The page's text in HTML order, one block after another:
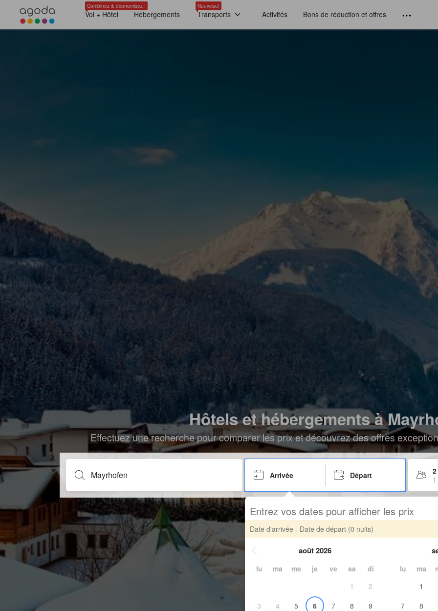
Combinez & économisez !
Vol + Hôtel Hébergements
Nouveau!
Transports Activités Bons de réduction et offres
Hôtels et hébergements à
Effectuez une recherche pour comparer les prix et découvrez des offres
Arrivée Départ
Entrez vos dates pour afficher les prix
Date d'arrivée - Date de départ (0 nuits)
août 2026
lu ma me je ve sa
di
1
2
3
4 5 6 7 8
9
lu ma
1
7
8